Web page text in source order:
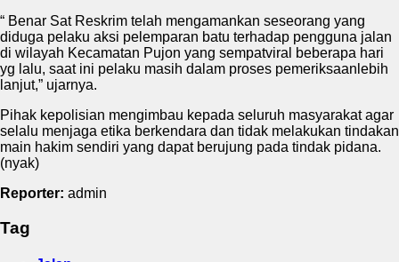
“ Benar Sat Reskrim telah mengamankan seseorang yang
diduga pelaku aksi pelemparan batu terhadap pengguna jalan
di wilayah Kecamatan Pujon yang sempatviral beberapa hari
yg lalu, saat ini pelaku masih dalam proses pemeriksaanlebih
lanjut,” ujarnya.
Pihak kepolisian mengimbau kepada seluruh masyarakat agar
selalu menjaga etika berkendara dan tidak melakukan tindakan
main hakim sendiri yang dapat berujung pada tindak pidana.
(nyak)
Reporter: admin
Tag